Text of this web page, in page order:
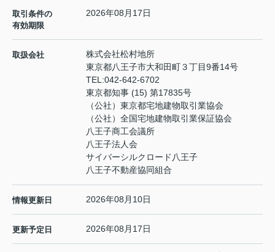
取引条件の
有効期限
2026年08月17日
取扱会社
株式会社松村地所
東京都八王子市大和田町３丁目9番14号
TEL:042-642-6702
東京都知事 (15) 第17835号
（公社）東京都宅地建物取引業協会
（公社）全国宅地建物取引業保証協会
八王子商工会議所
八王子法人会
サイバーシルクロード八王子
八王子不動産協同組合
情報更新日 2026年08月10日
更新予定日 2026年08月17日